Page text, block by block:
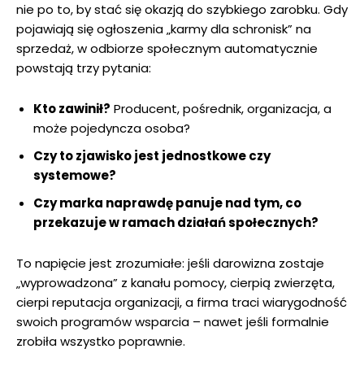
nie po to, by stać się okazją do szybkiego zarobku. Gdy
pojawiają się ogłoszenia „karmy dla schronisk” na
sprzedaż, w odbiorze społecznym automatycznie
powstają trzy pytania:
Kto zawinił? Producent, pośrednik, organizacja, a
może pojedyncza osoba?
Czy to zjawisko jest jednostkowe czy
systemowe?
Czy marka naprawdę panuje nad tym, co
przekazuje w ramach działań społecznych?
To napięcie jest zrozumiałe: jeśli darowizna zostaje
„wyprowadzona” z kanału pomocy, cierpią zwierzęta,
cierpi reputacja organizacji, a firma traci wiarygodność
swoich programów wsparcia – nawet jeśli formalnie
zrobiła wszystko poprawnie.